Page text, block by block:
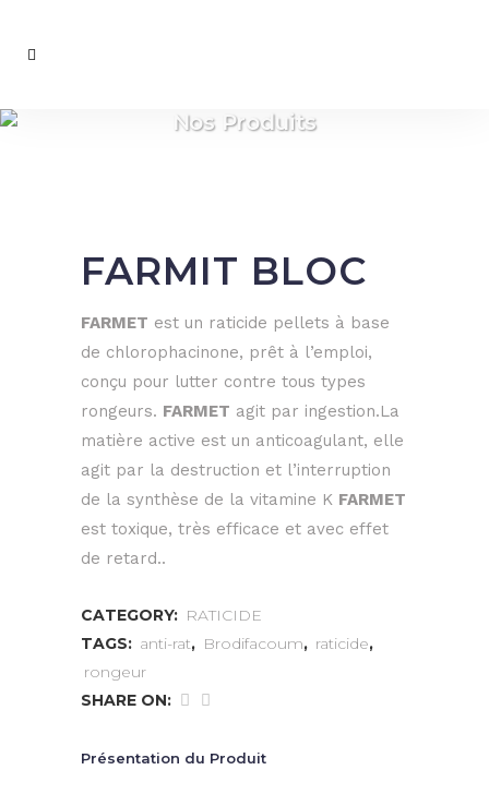
Nos Produits
FARMIT BLOC
FARMET est un raticide pellets à base
de chlorophacinone, prêt à l’emploi,
conçu pour lutter contre tous types
rongeurs. FARMET agit par ingestion.La
matière active est un anticoagulant, elle
agit par la destruction et l’interruption
de la synthèse de la vitamine K FARMET
est toxique, très efficace et avec effet
de retard..
CATEGORY: RATICIDE
TAGS: anti-rat, Brodifacoum, raticide,
rongeur
SHARE ON:
Présentation du Produit